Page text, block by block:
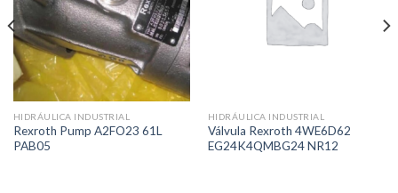
HIDRÁULICA INDUSTRIAL
Rexroth Pump A2FO23 61L
PAB05
HIDRÁULICA INDUSTRIAL
Válvula Rexroth 4WE6D62
EG24K4QMBG24 NR12